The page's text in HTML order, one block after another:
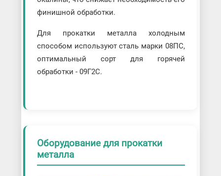
финишной обработки.
Для прокатки металла холодным
способом используют сталь марки 08ПС,
оптимальный сорт для горячей
обработки - 09Г2С.
Оборудование для прокатки
металла